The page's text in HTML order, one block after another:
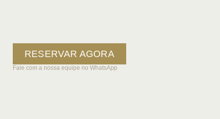
RESERVAR AGORA
Fale com a nossa equipe no WhatsApp